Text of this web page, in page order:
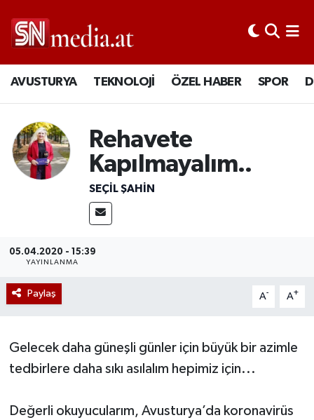
AVUSTURYA TEKNOLOJİ ÖZEL HABER SPOR
Rehavete
Kapılmayalım..
SEÇIL ŞAHIN
05.04.2020 - 15:39
YAYINLANMA
Paylaş A- A+
Gelecek daha güneşli günler için büyük bir azimle
tedbirlere daha sıkı asılalım hepimiz için...
Değerli okuyucularım, Avusturya’da koronavirüs